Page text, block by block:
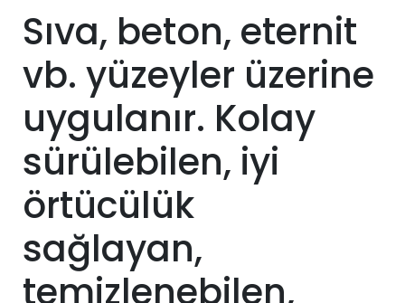
Sıva, beton, eternit
vb. yüzeyler üzerine
uygulanır. Kolay
sürülebilen, iyi
örtücülük
sağlayan,
temizlenebilen,